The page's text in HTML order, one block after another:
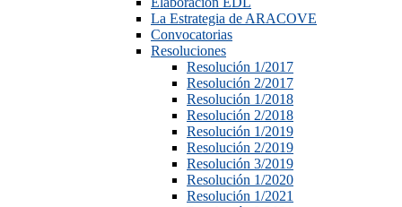
La Estrategia de ARACOVE
Convocatorias
Resoluciones
Resolución 1/2017
Resolución 2/2017
Resolución 1/2018
Resolución 2/2018
Resolución 1/2019
Resolución 2/2019
Resolución 3/2019
Resolución 1/2020
Resolución 1/2021